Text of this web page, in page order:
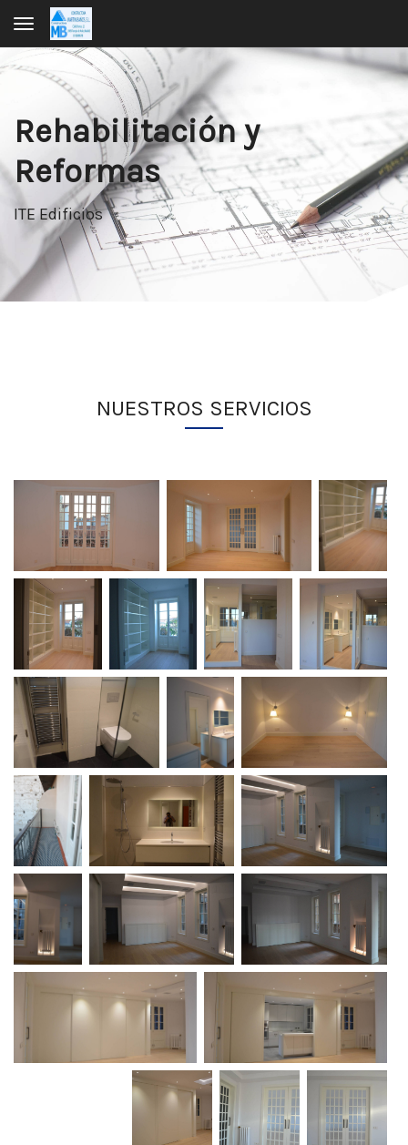
Toggle navigation
Rehabilitación y
Reformas
ITE Edificios
NUESTROS SERVICIOS